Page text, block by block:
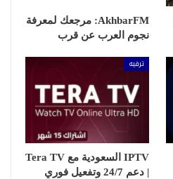
AkhbarFM: مرجعك لمعرفة
نجوم العرب عن قرب
ترفيه
IPTV السعودية مع Tera TV
| دعم 24/7 وتفعيل فوري